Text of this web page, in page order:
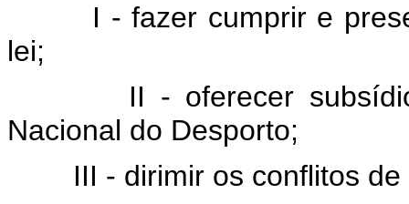
I - fazer cumprir e
lei;
II - oferecer subsídios
Nacional do Desporto;
III - dirimir os conflitos de